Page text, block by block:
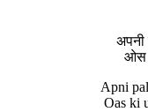
ओस
Apni
Oas ki